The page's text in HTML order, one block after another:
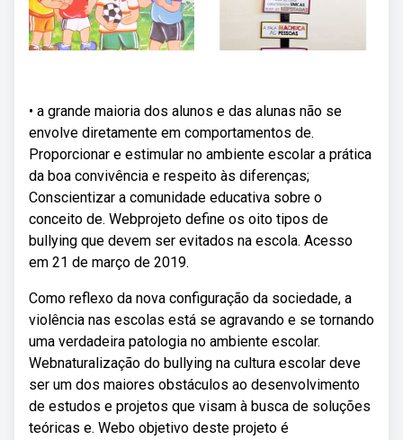
• a grande maioria dos alunos e das alunas não se
envolve diretamente em comportamentos de.
Proporcionar e estimular no ambiente escolar a prática
da boa convivência e respeito às diferenças;
Conscientizar a comunidade educativa sobre o
conceito de. Webprojeto define os oito tipos de
bullying que devem ser evitados na escola. Acesso
em 21 de março de 2019.
Como reflexo da nova configuração da sociedade, a
violência nas escolas está se agravando e se tornando
uma verdadeira patologia no ambiente escolar.
Webnaturalização do bullying na cultura escolar deve
ser um dos maiores obstáculos ao desenvolvimento
de estudos e projetos que visam à busca de soluções
teóricas e. Webo objetivo deste projeto é